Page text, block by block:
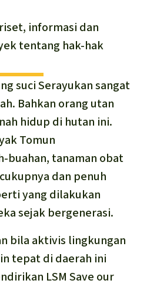
masal
Adat
informasi dan
tentang hak-hak
suci Serayukan sangat
Bahkan orang utan
hidup di hutan ini.
Tomun
buahan, tanaman obat
dan penuh
yang dilakukan
sejak bergenerasi.
bila aktivis lingkungan
tepat di daerah ini
LSM Save our